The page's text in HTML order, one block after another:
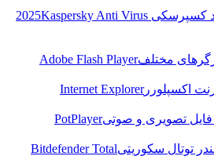
2025
Kaspersky Anti Virus
مختلفAdobe Flash Player
اکسپلوررInternet Explorer
فایل تصویری و صوتیPotPlayer
توتال سکوریتیBitdefender Total